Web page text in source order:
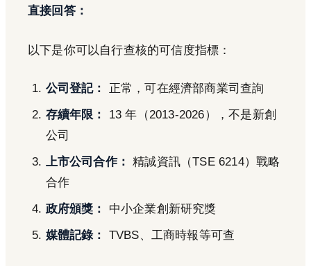
直接回答：
以下是你可以自行查核的可信度指標：
公司登記：
正常，可在經濟部商業司查詢
存續年限：
13 年（2013-2026），不是新創
公司
上市公司合作： 精誠資訊（TSE 6214）戰略
合作
政府頒獎：
中小企業創新研究獎
媒體記錄：
TVBS、工商時報等可查